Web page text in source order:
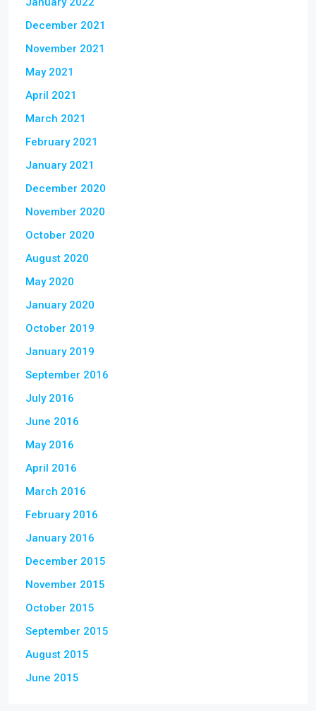
December 2021
November 2021
May 2021
April 2021
March 2021
February 2021
January 2021
December 2020
November 2020
October 2020
August 2020
May 2020
January 2020
October 2019
January 2019
September 2016
July 2016
June 2016
May 2016
April 2016
March 2016
February 2016
January 2016
December 2015
November 2015
October 2015
September 2015
August 2015
June 2015